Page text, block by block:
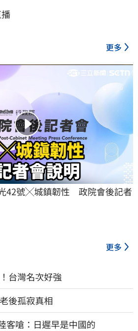
更多
42號╳城鎮韌性　政院會後記者
更多
台灣名次好強
後孤寂真相
嗆：日遲早是中國的